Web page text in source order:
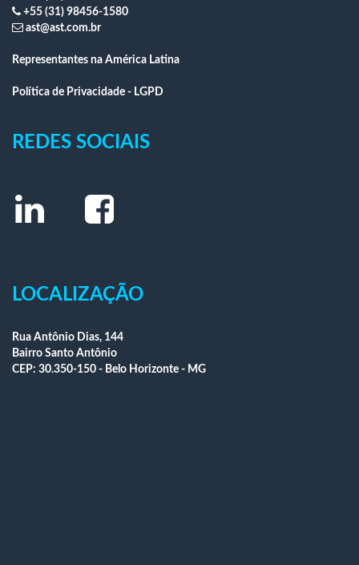
+55 (31) 98456-1580
ast@ast.com.br
Representantes na América Latina
Política de Privacidade - LGPD
REDES SOCIAIS
LOCALIZAÇÃO
Rua Antônio Dias, 144
Bairro Santo Antônio
CEP: 30.350-150 - Belo Horizonte - MG